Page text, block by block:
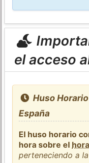
el acceso
Huso
España
El huso horario
hora sobre el
perteneciendo a